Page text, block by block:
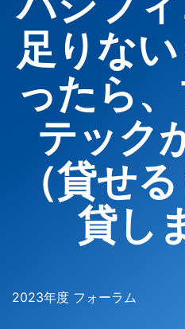
足りな
ったら
テック
（貸せ
貸し
2023年度 フォーラム